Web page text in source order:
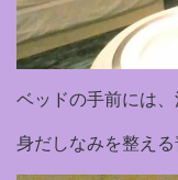
ベッドの手前には、
身だしなみを整える